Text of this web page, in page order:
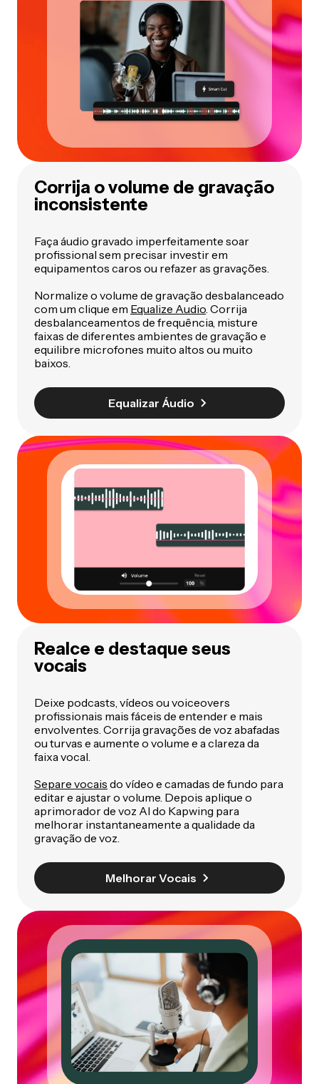
Corrija o volume de gravação
inconsistente
Faça áudio gravado imperfeitamente soar
profissional sem precisar investir em
equipamentos caros ou refazer as gravações.
Normalize o volume de gravação desbalanceado
com um clique em Equalize Audio . Corrija
desbalanceamentos de frequência, misture
faixas de diferentes ambientes de gravação e
equilibre microfones muito altos ou muito
baixos.
Equalizar Áudio
Realce e destaque seus
vocais
Deixe podcasts, vídeos ou voiceovers
profissionais mais fáceis de entender e mais
envolventes. Corrija gravações de voz abafadas
ou turvas e aumente o volume e a clareza da
faixa vocal.
Separe vocais do vídeo e camadas de fundo para
editar e ajustar o volume. Depois aplique o
aprimorador de voz AI do Kapwing para
melhorar instantaneamente a qualidade da
gravação de voz.
Melhorar Vocais